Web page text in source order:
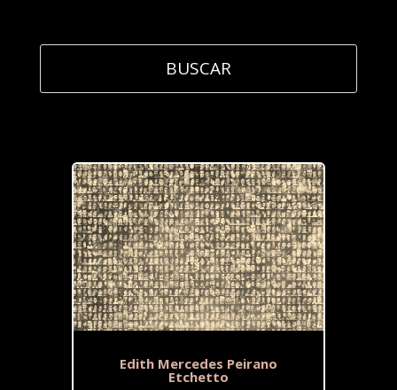
Edith Mercedes Peirano
Etchetto